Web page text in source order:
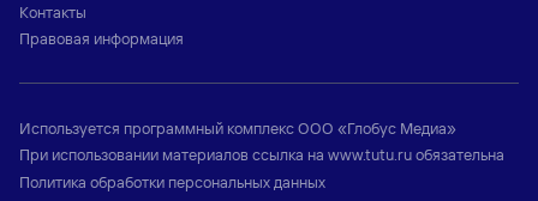
Контакты
Правовая информация
Используется программный комплексООО «Глобус Медиа»
При использовании материалов ссылка на www.tutu.ruобязательна
Политика обработки персональных данных